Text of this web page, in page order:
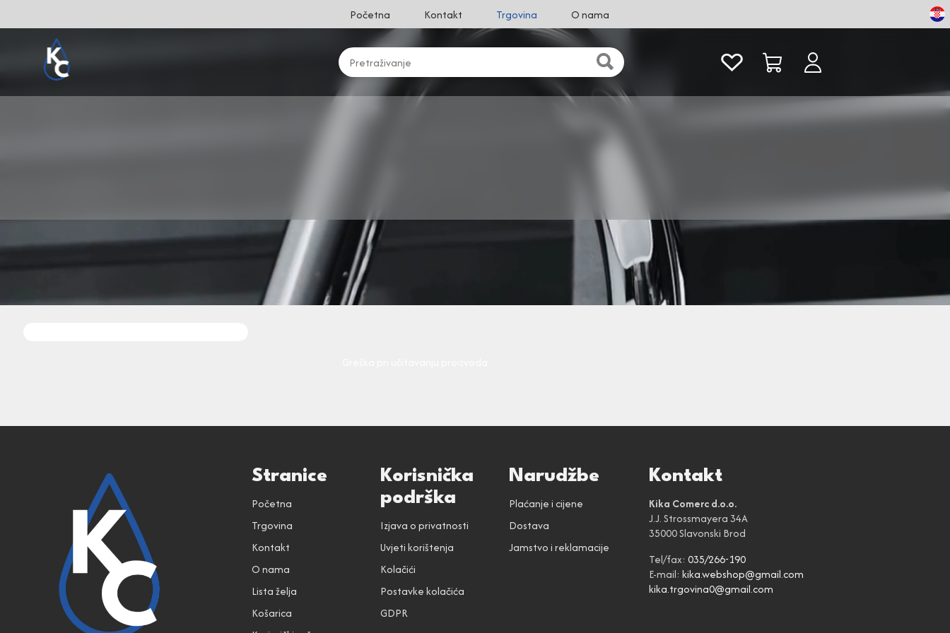
Početna Kontakt Trgovina O nama
Stranice
Početna
Trgovina
Kontakt
O nama
Lista želja
Košarica
Korisnička
podrška
Izjava o privatnosti
Uvjeti korištenja
Kolačići
Postavke kolačića
GDPR
Narudžbe
Plaćanje i cijene
Dostava
Jamstvo i reklamacije
Kontakt
Kika Comerc d.o.o.
J.J. Strossmayera 34A
35000 Slavonski Brod
Tel/fax: 035/266-190
E-mail: kika.webshop@gmail.com
kika.trgovina0@gmail.com